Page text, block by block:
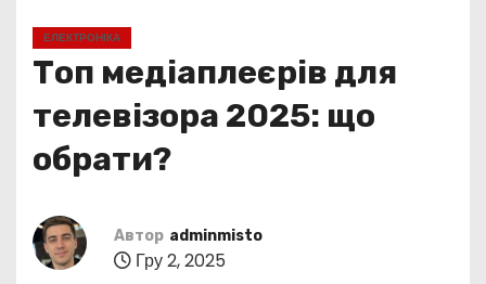
ЕЛЕКТРОНІКА
Топ медіаплеєрів для
телевізора 2025: що
обрати?
Автор adminmisto
Гру 2, 2025